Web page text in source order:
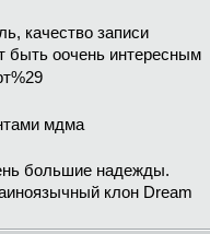
качество записи
быть оочень интересным
мдма
большие надежды.
клон Dream